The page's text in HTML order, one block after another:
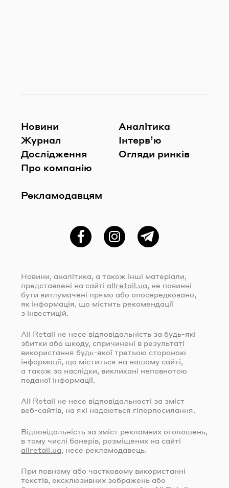
Новини
Журнал
Дослідження
Про компанію
Рекламодавцям
Аналітика
Інтерв’ю
Огляди ринків
ФейсбукInstagramTelegram
Новини, аналітика, а також інші матеріали,
представлені на сайті allretail.ua , не повинні
бути витлумачені прямо або опосередковано,
як інформація, що містить рекомендації
з інвестицій.
All Retail не несе відповідальність за будь-які
збитки або шкоду, спричинені в результаті
використання будь-якої третьою стороною
інформації, що міститься на нашому сайті,
а також за наслідки, викликані неповнотою
поданої інформації.
All Retail не несе відповідальності за зміст
веб-сайтів, на які надаються гіперпосилання.
Відповідальність за зміст рекламних оголошень,
в тому числі банерів, розміщених на сайті
allretail.ua, несе рекламодавець.
При повному або частковому використанні
текстів, ексклюзивних зображень або